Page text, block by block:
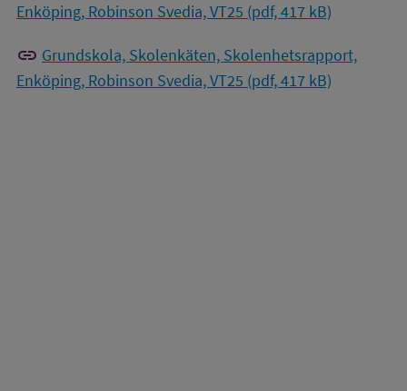
Enköping, Robinson Svedia, VT25 (pdf, 417 kB)
link Grundskola, Skolenkäten, Skolenhetsrapport,
Enköping, Robinson Svedia, VT25 (pdf, 417 kB)